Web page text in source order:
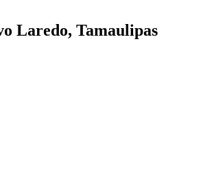
Laredo, Tamaulipas